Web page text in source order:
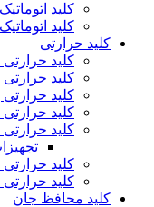
کلید
کلید
کلید حرارتی
کلید حرارتی
کلید
کلید
کلید
کلید
کلید
کلید حرارتی
کلید محافظ جان